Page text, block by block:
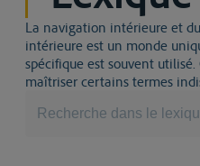
La navigation intérieure et
intérieure est un monde
spécifique est souvent
maîtriser certains termes